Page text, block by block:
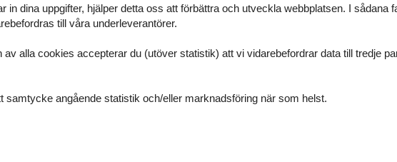
du alltid att hitta det största urvalet av vackert belägna stugor Istrien. Boka
in dina uppgifter, hjälper detta oss att förbättra och utveckla webbplatsen. I sådana
till våra underleverantörer.
alla cookies accepterar du (utöver statistik) att vi vidarebefordrar data till tredje
samtycke angående statistik och/eller marknadsföring när som helst.